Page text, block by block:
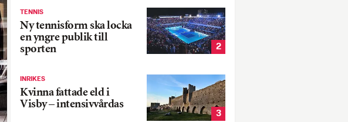
TENNIS
Ny tennisform ska locka
en yngre publik till
sporten
2
INRIKES
Kvinna fattade eld i
Visby – intensivvårdas
3